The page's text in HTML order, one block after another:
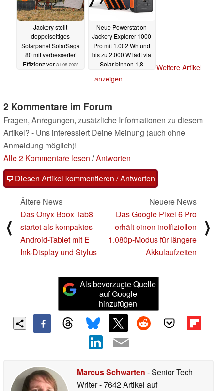
Jackery stellt
doppelseitiges
Solarpanel SolarSaga
80 mit verbesserter
Effizienz vor 31.08.2022
Neue Powerstation
Jackery Explorer 1000
Pro mit 1.002 Wh und
bis zu 2.000 W lädt via
Solar binnen 1,8
Weitere Artikel
anzeigen
2 Kommentare im Forum
Fragen, Anregungen, zusätzliche Informationen zu diesem
Artikel? - Uns interessiert Deine Meinung (auch ohne
Anmeldung möglich)!
Alle 2 Kommentare lesen /Antworten
Diesen Artikel kommentieren / Antworten
⟨
Ältere News
Das Onyx Boox Tab8
startet als kompaktes
Android-Tablet mit E
Ink-Display und Stylus
Neuere News
Das Google Pixel 6 Pro
erhält einen inoffiziellen
1.080p-Modus für längere
Akkulaufzeiten
⟩
Als bevorzugte Quelle
auf Google
hinzufügen
Marcus Schwarten - Senior Tech
Writer- 7642 Artikel auf